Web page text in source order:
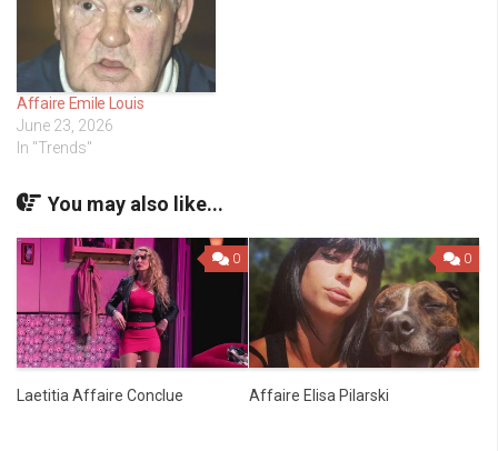
Affaire Emile Louis
June 23, 2026
In "Trends"
You may also like...
0
Laetitia Affaire Conclue
0
Affaire Elisa Pilarski